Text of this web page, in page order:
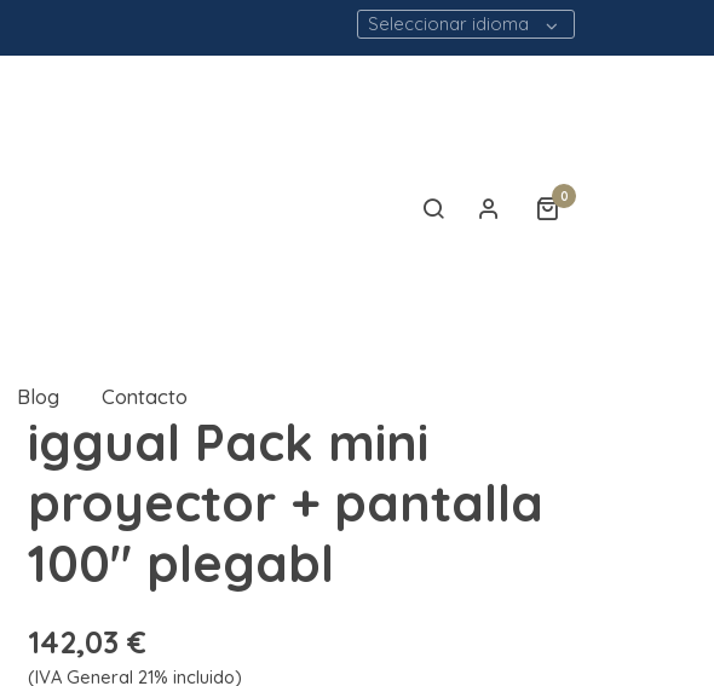
Seleccionar idioma
0
Blog Contacto
iggual Pack mini
proyector + pantalla
100" plegabl
142,03 €
(IVA General 21% incluido)